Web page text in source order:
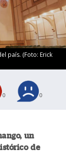
país. (Foto: Erick
0 0
un
de